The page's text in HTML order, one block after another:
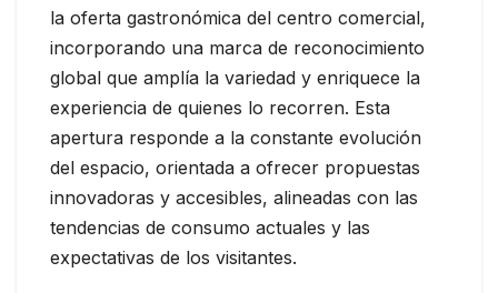
la oferta gastronómica del centro comercial,
incorporando una marca de reconocimiento
global que amplía la variedad y enriquece la
experiencia de quienes lo recorren. Esta
apertura responde a la constante evolución
del espacio, orientada a ofrecer propuestas
innovadoras y accesibles, alineadas con las
tendencias de consumo actuales y las
expectativas de los visitantes.